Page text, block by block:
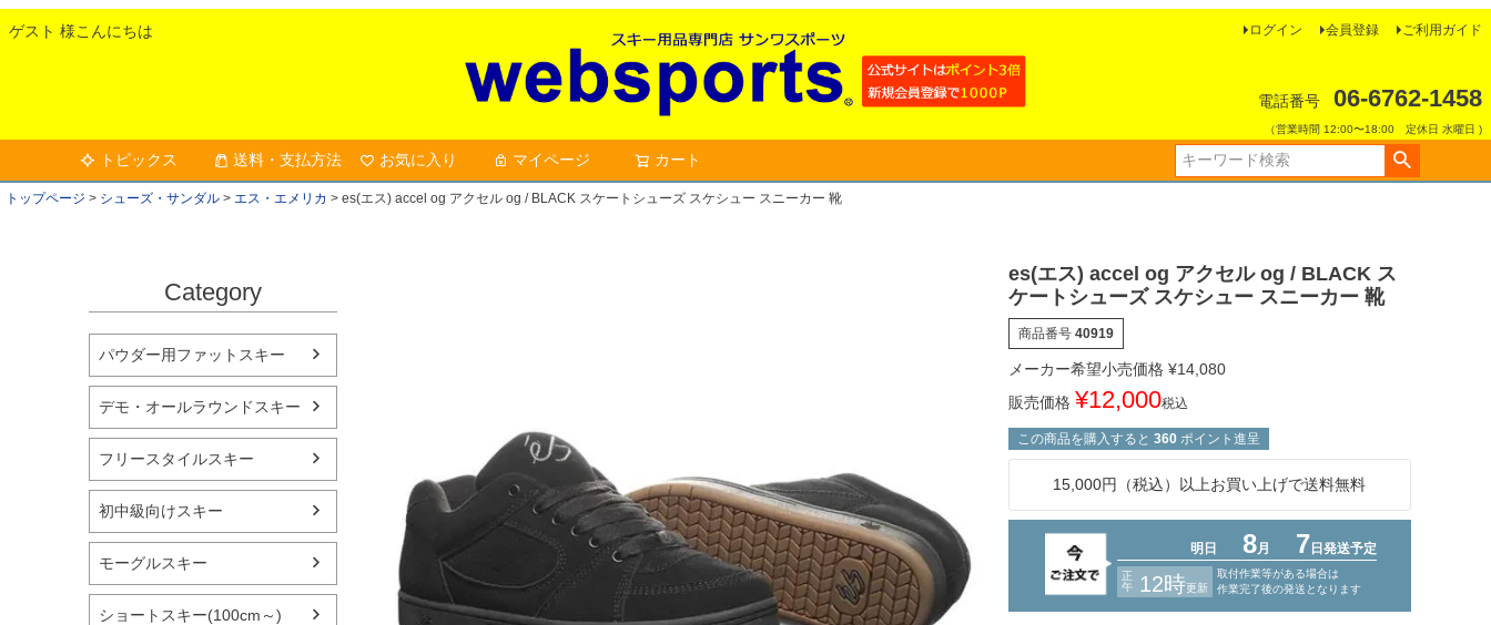
ゲスト 様こんにちは ログイン 会員登録 ご利用ガイド
電話番号 06-6762-1458
（営業時間 12:00〜18:00 定休日 水曜日 )
トピックス 送料・支払方法 お気に入り マイページ カート
トップページ シューズ・サンダル エス・エメリカ es(エス) accel og アクセル og / BLACK スケートシューズ スケシュー スニーカー 靴
Category
パウダー用ファットスキー
デモ・オールラウンドスキー
フリースタイルスキー
初中級向けスキー
モーグルスキー
ショートスキー(100cm～)
es(エス) accel og アクセル og / BLACK ス
ケートシューズ スケシュー スニーカー 靴
商品番号 40919
メーカー希望小売価格 ¥14,080
販売価格 ¥12,000税込
この商品を購入すると 360 ポイント進呈
15,000円（税込）以上お買い上げで送料無料